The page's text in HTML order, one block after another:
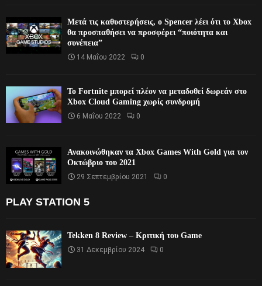
Μετά τις καθυστερήσεις, ο Spencer λέει ότι το Xbox
θα προσπαθήσει να προσφέρει “ποιότητα και
συνέπεια”
14 Μαΐου 2022 0
Το Fortnite μπορεί πλέον να μεταδοθεί δωρεάν στο
Xbox Cloud Gaming χωρίς συνδρομή
6 Μαΐου 2022 0
Ανακοινώθηκαν τα Xbox Games With Gold για τον
Οκτώβριο του 2021
29 Σεπτεμβρίου 2021 0
PLAY STATION 5
Tekken 8 Review – Κριτική του Game
31 Δεκεμβρίου 2024 0